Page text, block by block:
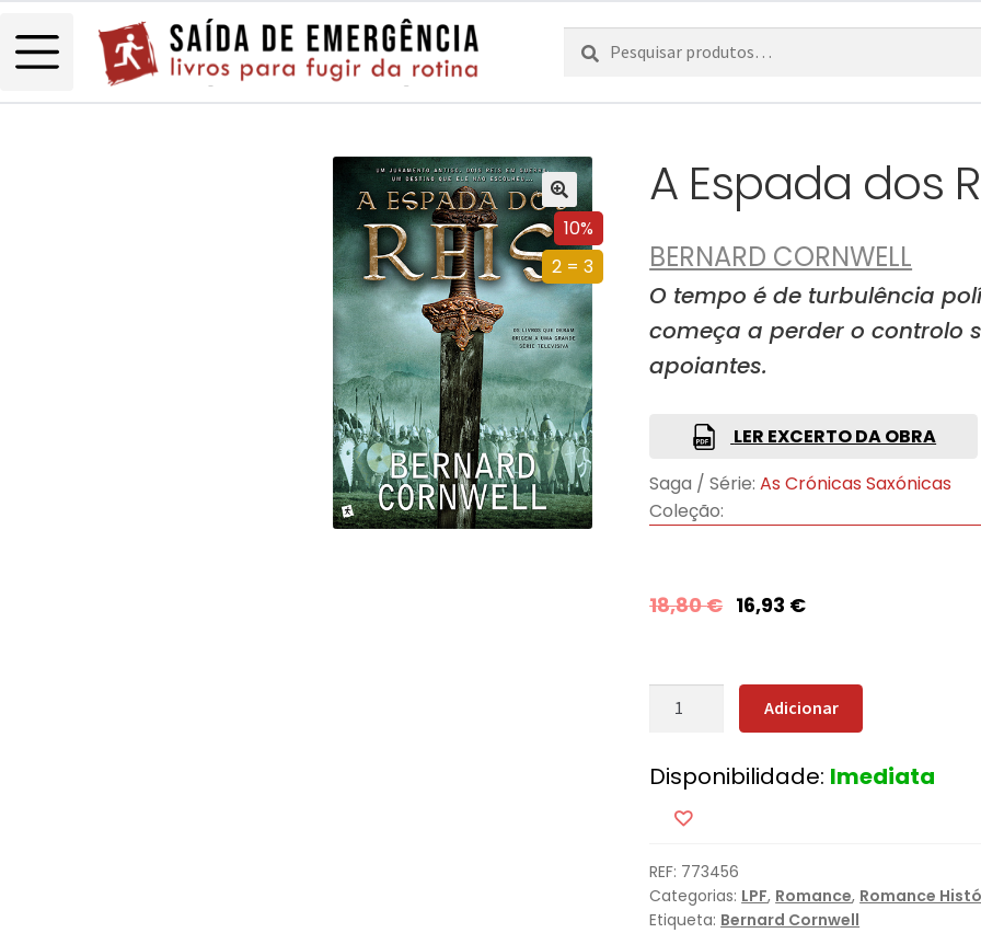
Pesquisar
por:
Pesquisa
10%
2 = 3
A Espada dos
BERNARD CORNWELL
O tempo é de turbulência
começa a perder o controlo
apoiantes.
LER EXCERTO DA OBRA
Saga / Série: As Crónicas Saxónicas
Coleção:
18,80€ 16,93 €
Quantidade
Espada
dos
Reis
Adicionar
Disponibilidade: Imediata
REF: 773456
Categorias: LPF, Romance, Romance
Etiqueta: Bernard Cornwell